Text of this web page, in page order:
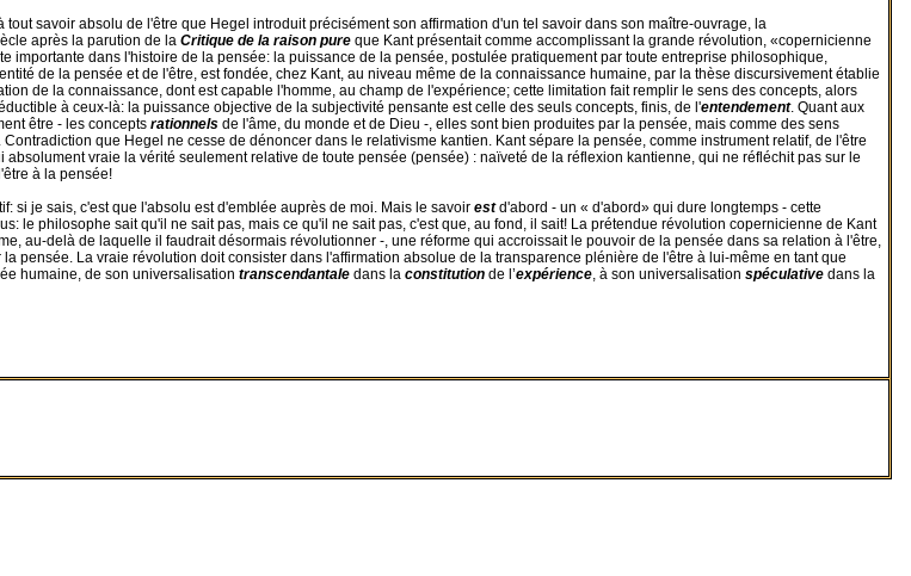
savoir absolu de l'être que Hegel introduit précisément son affirmation d'un tel savoir dans son maître-ouvrage, la
après la parution de la Critique de la raison pureque Kant présentait comme accomplissant la grande révolution, «copernicienne
importante dans l'histoire de la pensée: la puissance de la pensée, postulée pratiquement par toute entreprise philosophique,
de la pensée et de l'être, est fondée, chez Kant, au niveau même de la connaissance humaine, par la thèse discursivement établie
de la connaissance, dont est capable l'homme, au champ de l'expérience; cette limitation fait remplir le sens des concepts, alors
à ceux-là: la puissance objective de la subjectivité pensante est celle des seuls concepts, finis, de l'entendement. Quant aux
être - les concepts rationnelsde l'âme, du monde et de Dieu -, elles sont bien produites par la pensée, mais comme des sens
que Hegel ne cesse de dénoncer dans le relativisme kantien. Kant sépare la pensée, comme instrument relatif, de l'être
vraie la vérité seulement relative de toute pensée (pensée) : naïveté de la réflexion kantienne, qui ne réfléchit pas sur le
à la pensée!
si je sais, c'est que l'absolu est d'emblée auprès de moi. Mais le savoirestd'abord - un « d'abord» qui dure longtemps - cette
le philosophe sait qu'il ne sait pas, mais ce qu'il ne sait pas, c'est que, au fond, il sait! La prétendue révolution copernicienne de Kant
au-delà de laquelle il faudrait désormais révolutionner -, une réforme qui accroissait le pouvoir de la pensée dans sa relation à l'être,
pensée. La vraie révolution doit consister dans l'affirmation absolue de la transparence plénière de l'être à lui-même en tant que
humaine, de son universalisation transcendantaledans la constitutionde l’expérience, à son universalisation spéculativedans la